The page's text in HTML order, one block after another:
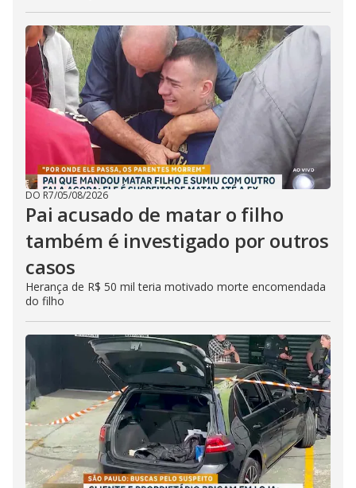
DO R7/05/08/2026
Pai acusado de matar o filho
também é investigado por outros
casos
Herança de R$ 50 mil teria motivado morte encomendada
do filho